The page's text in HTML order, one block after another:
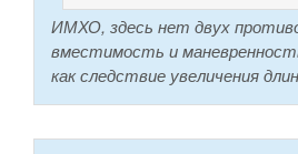
ИМХО, здесь нет двух
вместимость и
как следствие увеличения